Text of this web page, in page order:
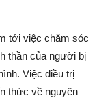
tới việc chăm sóc
thần của người bị
Việc điều trị
thức về nguyên